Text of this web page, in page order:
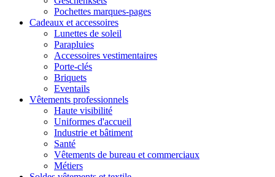
Pochettes marques-pages
Cadeaux et accessoires
Lunettes de soleil
Parapluies
Accessoires vestimentaires
Porte-clés
Briquets
Eventails
Vêtements professionnels
Haute visibilité
Uniformes d'accueil
Industrie et bâtiment
Santé
Vêtements de bureau et commerciaux
Métiers